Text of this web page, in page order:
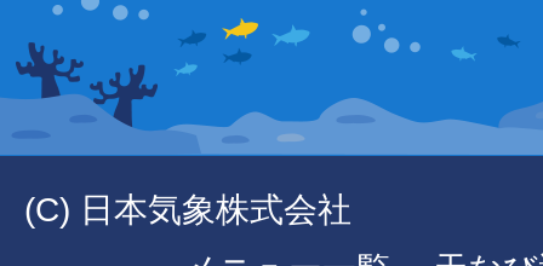
(C) 日本気象株式会社